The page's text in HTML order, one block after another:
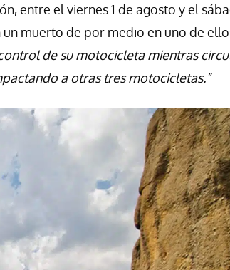
entre el viernes 1 de agosto y el
muerto de por medio en uno de
de su motocicleta mientras
a otras tres motocicletas.”